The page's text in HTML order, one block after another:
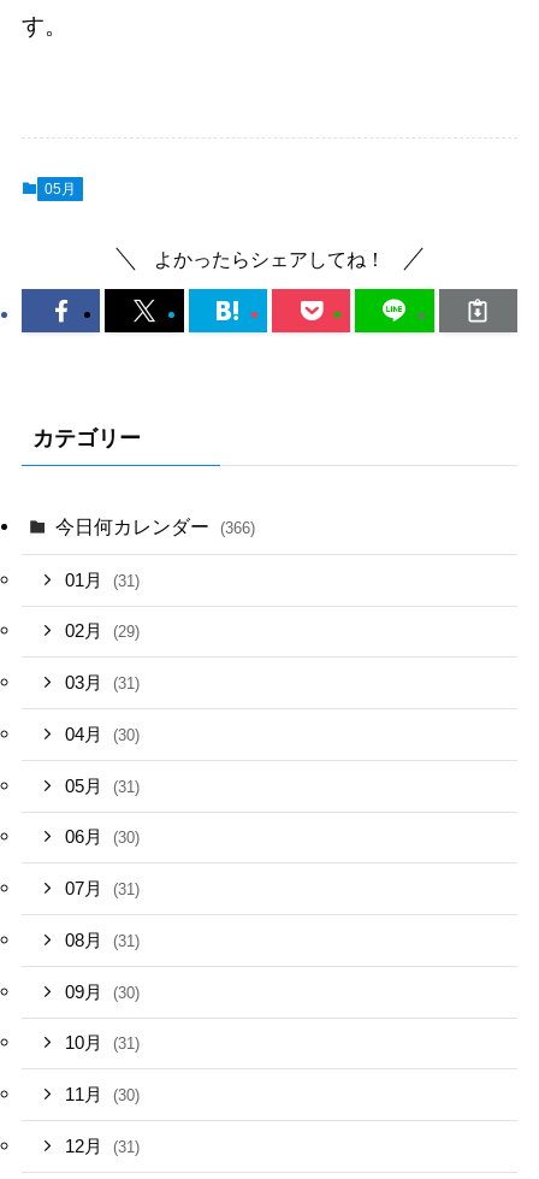
す。
05月
よかったらシェアしてね！
カテゴリー
今日何カレンダー (366)
01月 (31)
02月 (29)
03月 (31)
04月 (30)
05月 (31)
06月 (30)
07月 (31)
08月 (31)
09月 (30)
10月 (31)
11月 (30)
12月 (31)